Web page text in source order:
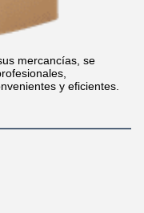
mercancías, se
y eficientes.